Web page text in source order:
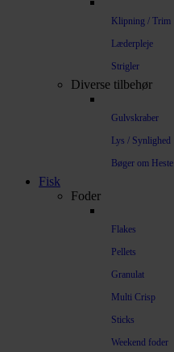
Klipning / Trim
Læderpleje
Strigler
Diverse tilbehør
Gulvskraber
Lys / Synlighed
Bøger om Heste
Fisk
Foder
Flakes
Pellets
Granulat
Multi Crisp
Sticks
Weekend foder